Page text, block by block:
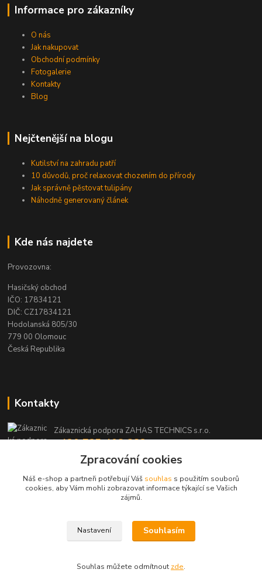
Informace pro zákazníky
O nás
Jak nakupovat
Obchodní podmínky
Fotogalerie
Kontakty
Blog
Nejčtenější na blogu
Kutilství na zahradu patří
10 důvodů, proč relaxovat chozením do přírody
Jak správně pěstovat tulipány
Náhodně generovaný článek
Kde nás najdete
Provozovna:
Hasičský obchod
IČO: 17834121
DIČ: CZ17834121
Hodolanská 805/30
779 00 Olomouc
Česká Republika
Kontakty
Zákaznická podpora ZAHAS TECHNICS s.r.o.
+420 725 408 883
(Po-Pá, 8-16 hod.)
info@zahas-technics.eu
© ZAHAS TECHNICS s.r.o. 2023
Zpracování cookies
Náš e-shop a partneři potřebují Váš souhlas s použitím souborů
cookies, aby Vám mohli zobrazovat informace týkající se Vašich
zájmů.
Nastavení Souhlasím
Souhlas můžete odmítnout zde.